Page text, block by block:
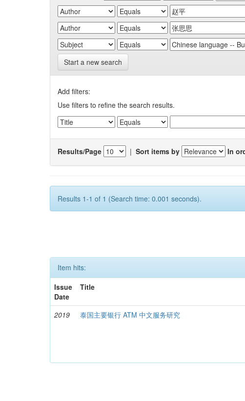
Start a new search
Add filters:
Use filters to refine the search results.
Results/Page | Sort items by In
Results 1-1 of 1 (Search time: 0.001 seconds).
Item hits:
Issue
Date
Title
2019 泰国主要银行 ATM 中文服务研究